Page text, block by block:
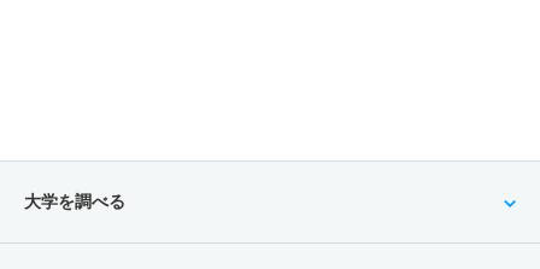
大学を調べる